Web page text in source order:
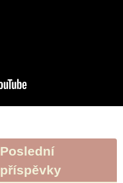
Poslední
příspěvky